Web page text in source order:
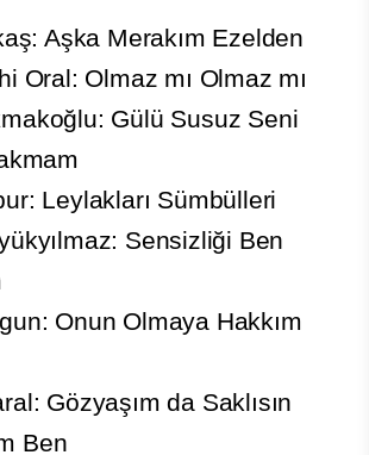
Aşka Merakım Ezelden
Oral: Olmaz mı Olmaz mı
Gülü Susuz Seni
Leylakları Sümbülleri
Sensizliği Ben
Onun Olmaya Hakkım
Gözyaşım da Saklısın
Ben